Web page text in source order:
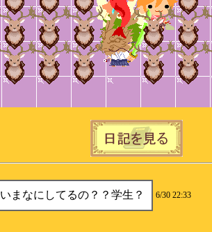
いまなにしてるの？？学生？ 6/30 22:33